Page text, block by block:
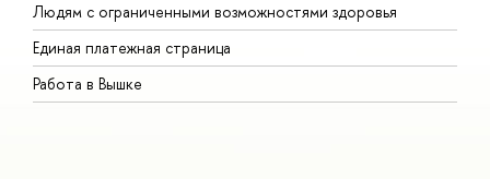
Людям с ограниченными возможностями здоровья
Единая платежная страница
Работа в Вышке